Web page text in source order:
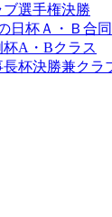
選手権決勝
日杯Ａ・Ｂ合同
A・Bクラス
杯決勝兼クラ